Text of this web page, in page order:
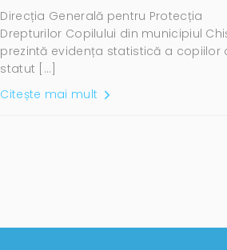
Direcția Generală pentru Protecția
Drepturilor Copilului din municipiul
prezintă evidența statistică a copiilor
statut […]
Citește mai mult